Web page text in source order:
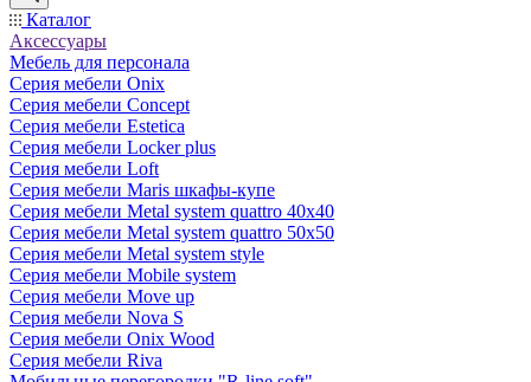
Каталог
Аксессуары
Мебель для персонала
Серия мебели Onix
Серия мебели Concept
Серия мебели Estetica
Серия мебели Locker plus
Серия мебели Loft
Серия мебели Maris шкафы-купе
Серия мебели Metal system quattro 40x40
Серия мебели Metal system quattro 50x50
Серия мебели Metal system style
Серия мебели Mobile system
Серия мебели Move up
Серия мебели Nova S
Серия мебели Onix Wood
Серия мебели Riva